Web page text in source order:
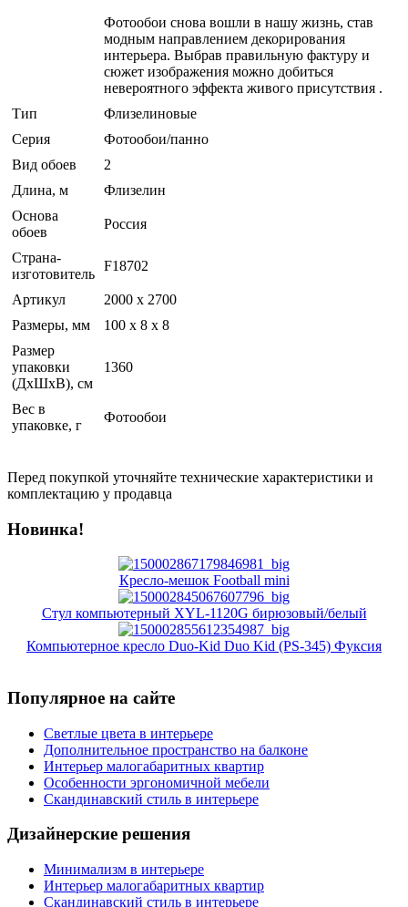
Фотообои снова вошли в нашу жизнь, став
модным направлением декорирования
интерьера. Выбрав правильную фактуру и
сюжет изображения можно добиться
невероятного эффекта живого присутствия .
Тип
Флизелиновые
Серия
Фотообои/панно
Вид обоев
2
Длина, м
Флизелин
Основа
обоев
Россия
Страна-
изготовитель
F18702
Артикул
2000 x 2700
Размеры, мм
100 x 8 x 8
Размер
упаковки
(ДхШхВ), см
1360
Вес в
упаковке, г
Фотообои
Перед покупкой уточняйте технические характеристики и
комплектацию у продавца
Новинка!
Кресло-мешок Football mini
Стул компьютерный XYL-1120G бирюзовый/белый
Компьютерное кресло Duo-Kid Duo Kid (PS-345) Фуксия
Популярное на сайте
Светлые цвета в интерьере
Дополнительное пространство на балконе
Интерьер малогабаритных квартир
Особенности эргономичной мебели
Скандинавский стиль в интерьере
Дизайнерские решения
Минимализм в интерьере
Интерьер малогабаритных квартир
Скандинавский стиль в интерьере